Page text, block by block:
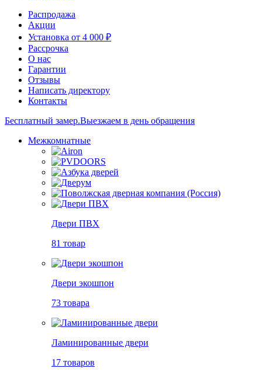
Распродажа
Акции
Установка от 4 000 ₽
Рассрочка
О нас
Гарантии
Отзывы
Написать директору
Контакты
Бесплатный замер.Выезжаем в день обращения
Межкомнатные
Двери ПВХ
81 товар
Двери экошпон
73 товара
Ламинированные двери
17 товаров